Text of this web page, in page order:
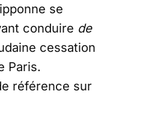
se
conduire de
cessation
Paris.
référence sur